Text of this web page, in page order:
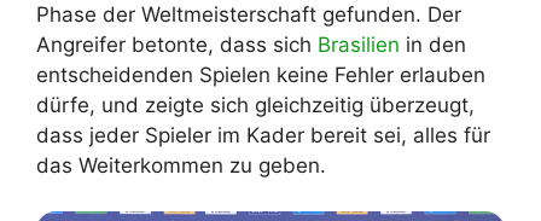
Phase der Weltmeisterschaft gefunden. Der
Angreifer betonte, dass sich Brasilien in den
entscheidenden Spielen keine Fehler erlauben
dürfe, und zeigte sich gleichzeitig überzeugt,
dass jeder Spieler im Kader bereit sei, alles für
das Weiterkommen zu geben.